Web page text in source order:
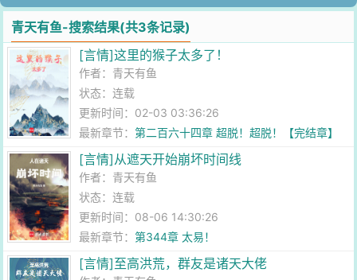
青天有鱼-搜索结果(共3条记录)
[言情]这里的猴子太多了！
作者： 青天有鱼
状态：连载
更新时间：02-03 03:36:26
最新章节：第二百六十四章 超脱！超脱！【完结章】
[言情]从遮天开始崩坏时间线
作者： 青天有鱼
状态：连载
更新时间：08-06 14:30:26
最新章节：第344章 太易！
[言情]至高洪荒，群友是诸天大佬